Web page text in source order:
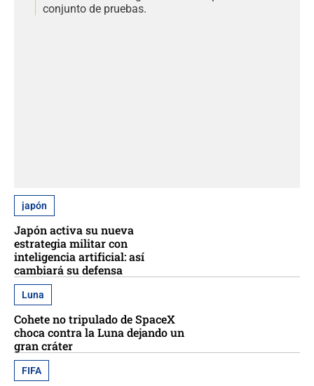
conjunto de pruebas.
japón
Japón activa su nueva
estrategia militar con
inteligencia artificial: así
cambiará su defensa
Luna
Cohete no tripulado de SpaceX
choca contra la Luna dejando un
gran cráter
FIFA